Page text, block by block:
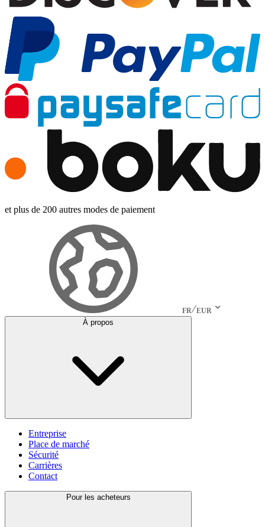
et plus de 200 autres modes de paiement
FR EUR
À propos
Entreprise
Place de marché
Sécurité
Carrières
Contact
Pour les acheteurs